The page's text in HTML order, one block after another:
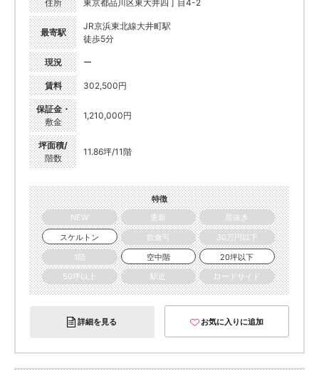
住所 東京都品川区東大井四丁目4-2
最寄駅
JR京浜東北線大井町駅
徒歩5分
現況 ー
賃料 302,500円
保証金・
敷金
1,210,000円
坪面積/
階数
11.86坪/11階
特徴
NEW
更新
居抜き
スケルトン
飲食可
30万円以下
1階
空中階
20坪以下
50坪以上
駅近 ロードサイド
詳細を見る お気に入りに追加